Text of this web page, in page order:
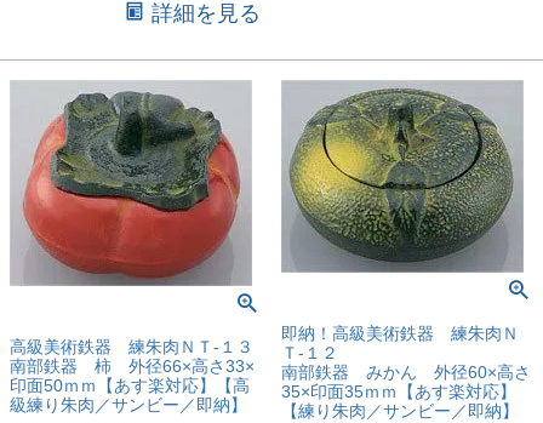
詳細を見る
高級美術鉄器 練朱肉ＮＴ-１３
南部鉄器 柿 外径66×高さ33×
印面50ｍｍ【あす楽対応】【高
級練り朱肉／サンビー／即納】
即納！高級美術鉄器 練朱肉Ｎ
Ｔ-１２
南部鉄器 みかん 外径60×高さ
35×印面35ｍｍ【あす楽対応】
【練り朱肉／サンビー／即納】